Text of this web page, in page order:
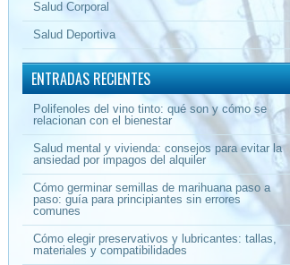
Salud Corporal
Salud Deportiva
ENTRADAS RECIENTES
Polifenoles del vino tinto: qué son y cómo se
relacionan con el bienestar
Salud mental y vivienda: consejos para evitar la
ansiedad por impagos del alquiler
Cómo germinar semillas de marihuana paso a
paso: guía para principiantes sin errores
comunes
Cómo elegir preservativos y lubricantes: tallas,
materiales y compatibilidades